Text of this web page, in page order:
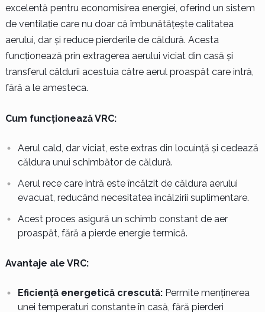
excelentă pentru economisirea energiei, oferind un sistem
de ventilație care nu doar că îmbunătățește calitatea
aerului, dar și reduce pierderile de căldură. Acesta
funcționează prin extragerea aerului viciat din casă și
transferul căldurii acestuia către aerul proaspăt care intră,
fără a le amesteca.
Cum funcționează VRC:
Aerul cald, dar viciat, este extras din locuință și cedează
căldura unui schimbător de căldură.
Aerul rece care intră este încălzit de căldura aerului
evacuat, reducând necesitatea încălzirii suplimentare.
Acest proces asigură un schimb constant de aer
proaspăt, fără a pierde energie termică.
Avantaje ale VRC:
Eficiență energetică crescută:Permite menținerea
unei temperaturi constante în casă, fără pierderi